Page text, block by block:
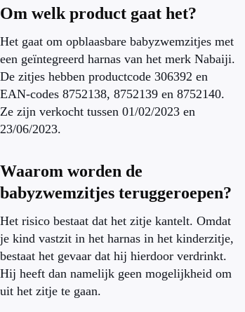
Om welk product gaat het?
Het gaat om opblaasbare babyzwemzitjes met
een geïntegreerd harnas van het merk Nabaiji.
De zitjes hebben productcode 306392 en
EAN-codes 8752138, 8752139 en 8752140.
Ze zijn verkocht tussen 01/02/2023 en
23/06/2023.
Waarom worden de
babyzwemzitjes teruggeroepen?
Het risico bestaat dat het zitje kantelt. Omdat
je kind vastzit in het harnas in het kinderzitje,
bestaat het gevaar dat hij hierdoor verdrinkt.
Hij heeft dan namelijk geen mogelijkheid om
uit het zitje te gaan.